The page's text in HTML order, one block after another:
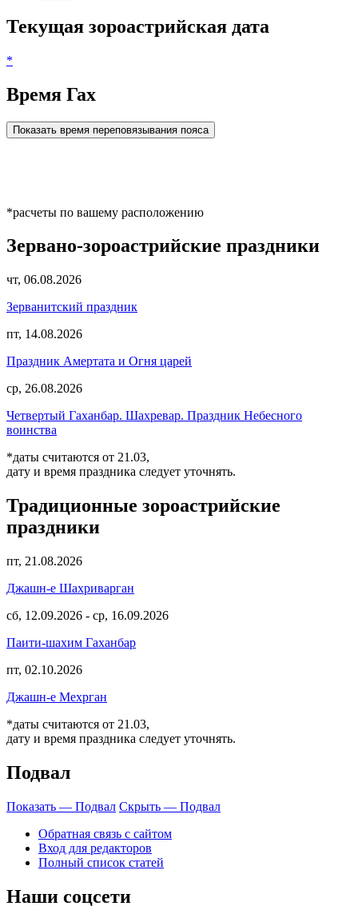
Текущая зороастрийская дата
*
Время Гах
Показать время переповязывания пояса
*расчеты по вашему расположению
Зервано-зороастрийские праздники
чт, 06.08.2026
Зерванитский праздник
пт, 14.08.2026
Праздник Амертата и Огня царей
ср, 26.08.2026
Четвертый Гаханбар. Шахревар. Праздник Небесного
воинства
*даты считаются от 21.03,
дату и время праздника следует уточнять.
Традиционные зороастрийские
праздники
пт, 21.08.2026
Джашн-е Шахриварган
сб, 12.09.2026 - ср, 16.09.2026
Паити-шахим Гаханбар
пт, 02.10.2026
Джашн-е Мехрган
*даты считаются от 21.03,
дату и время праздника следует уточнять.
Подвал
Показать — Подвал Скрыть — Подвал
Обратная связь с сайтом
Вход для редакторов
Полный список статей
Наши соцсети